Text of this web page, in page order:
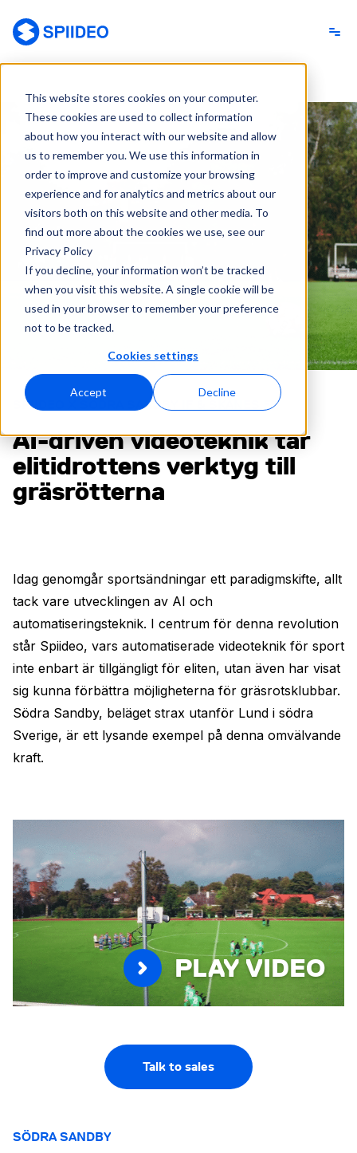
This website stores cookies on your computer.
These cookies are used to collect information
about how you interact with our website and allow
us to remember you. We use this information in
order to improve and customize your browsing
experience and for analytics and metrics about our
visitors both on this website and other media. To
find out more about the cookies we use, see our
Privacy Policy
If you decline, your information won’t be tracked
when you visit this website. A single cookie will be
used in your browser to remember your preference
not to be tracked.
Cookies settings
Accept Decline
SPIIDEO X SÖDRA SANDBY IF & SKÅNES FF
AI-driven videoteknik tar
elitidrottens verktyg till
gräsrötterna
Idag genomgår sportsändningar ett paradigmskifte, allt
tack vare utvecklingen av AI och
automatiseringsteknik. I centrum för denna revolution
står Spiideo, vars automatiserade videoteknik för sport
inte enbart är tillgängligt för eliten, utan även har visat
sig kunna förbättra möjligheterna för gräsrotsklubbar.
Södra Sandby, beläget strax utanför Lund i södra
Sverige, är ett lysande exempel på denna omvälvande
kraft.
PLAY VIDEO
Talk to sales
SÖDRA SANDBY